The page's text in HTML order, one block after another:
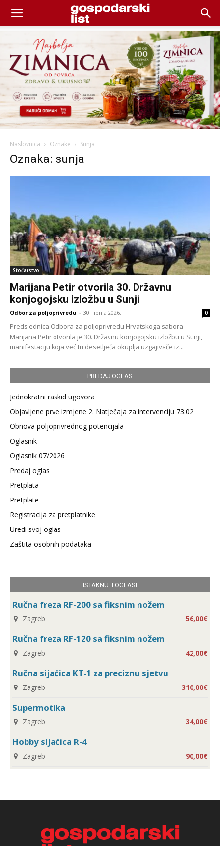
Naslovnica Oznake Sunja
Oznaka: sunja
Stočarstvo
Marijana Petir otvorila 30. Državnu
konjogojsku izložbu u Sunji
Odbor za poljoprivredu - 30. lipnja 2026. 0
Predsjednica Odbora za poljoprivredu Hrvatskoga sabora
Marijana Petir otvorila je 30. Državnu konjogojsku izložbu u Sunji,
manifestaciju koja već tri desetljeća okuplja uzgajivače iz...
PREDAJ OGLAS
Jednokratni raskid ugovora
Objavljene prve izmjene 2. Natječaja za intervenciju 73.02
Obnova poljoprivrednog potencijala
Oglasnik
Oglasnik 07/2026
Predaj oglas
Pretplata
Pretplate
Registracija za pretplatnike
Uredi svoj oglas
Zaštita osobnih podataka
ISTAKNUTI OGLASI
Ručna freza RF-200 sa fiksnim nožem
Zagreb 56,00€
Ručna freza RF-120 sa fiksnim nožem
Zagreb 42,00€
Ručna sijaćica KT-1 za preciznu sjetvu
Zagreb 310,00€
Supermotika
Zagreb 34,00€
Hobby sijaćica R-4
Zagreb 90,00€